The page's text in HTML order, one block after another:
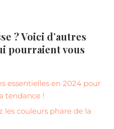
? Voici d’autres
pourraient vous
essentielles en 2024 pour
tendance !
les couleurs phare de la